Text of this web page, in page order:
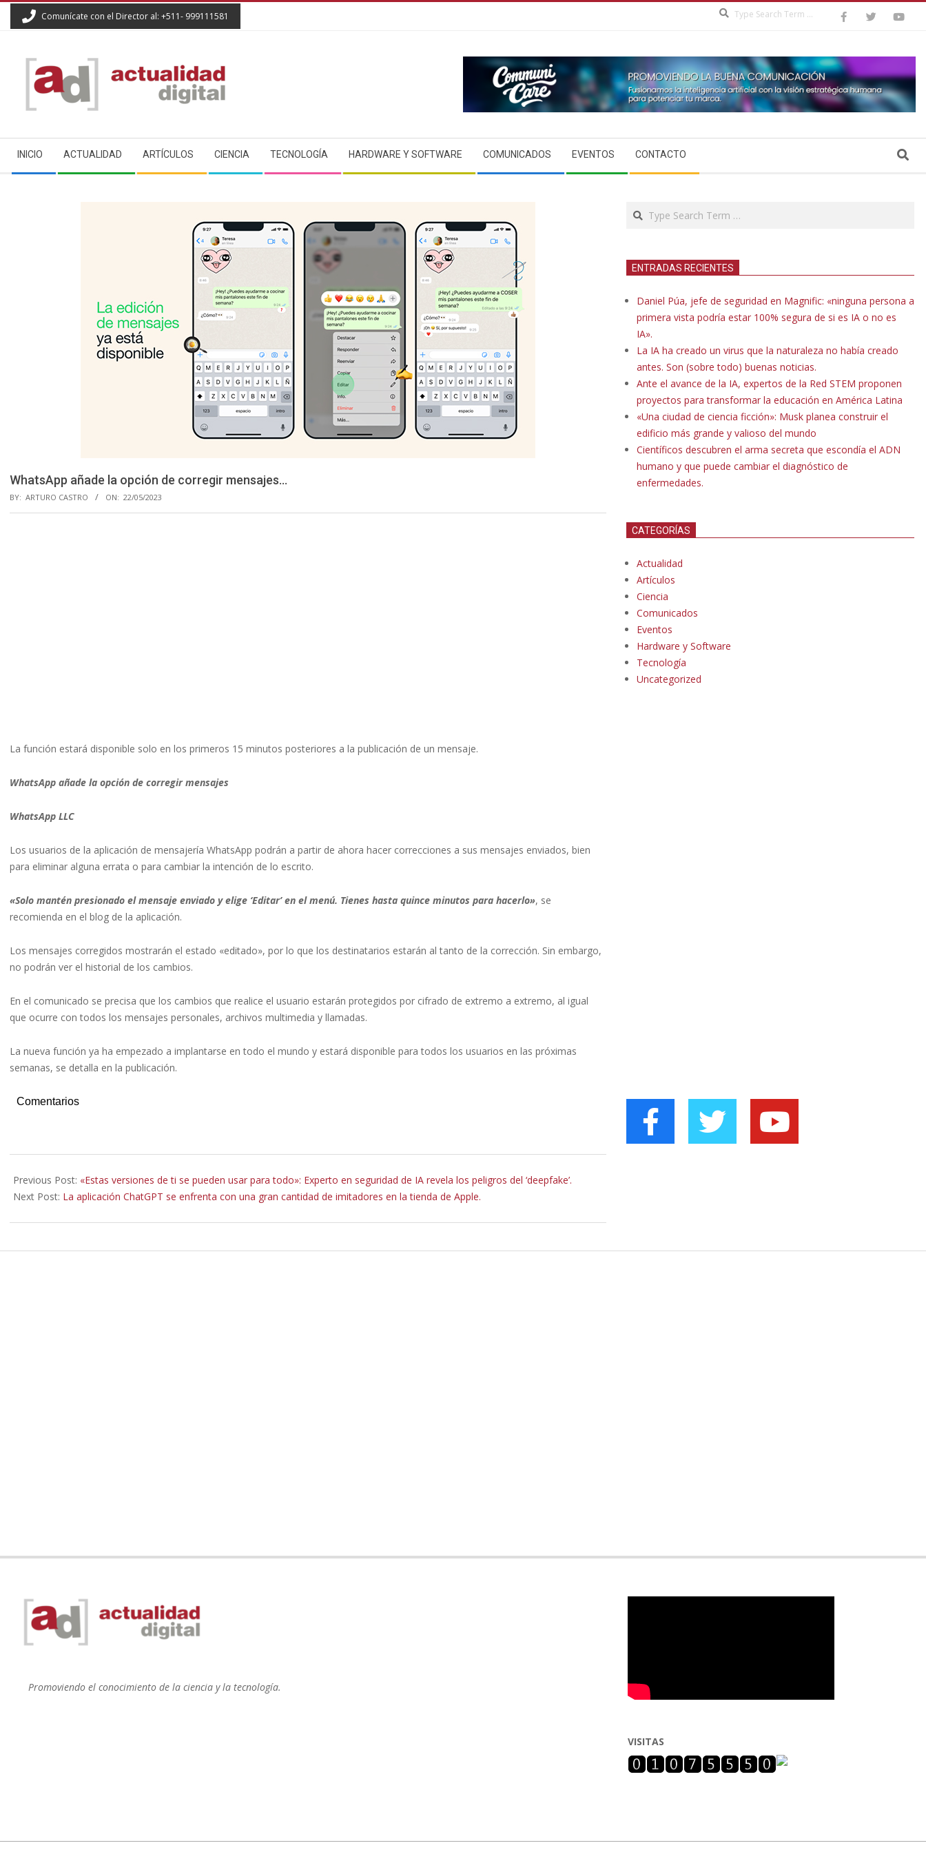
Comunícate con el Director al: +511- 999111581
ACTUALIDAD
DIGITAL
Navigation
Menu
INICIO ACTUALIDAD ARTÍCULOS CIENCIA TECNOLOGÍA HARDWARE Y SOFTWARE COMUNICADOS EVENTOS CONTACTO Search
WhatsApp añade la opción de corregir mensajes…
BY: ARTURO CASTRO ON: 22/05/2023
La función estará disponible solo en los primeros 15 minutos posteriores a la publicación de un mensaje.
WhatsApp añade la opción de corregir mensajes
WhatsApp LLC
Los usuarios de la aplicación de mensajería WhatsApp podrán a partir de ahora hacer correcciones a sus mensajes enviados, bien
para eliminar alguna errata o para cambiar la intención de lo escrito.
«Solo mantén presionado el mensaje enviado y elige ‘Editar’ en el menú. Tienes hasta quince minutos para hacerlo», se
recomienda en el blog de la aplicación.
Los mensajes corregidos mostrarán el estado «editado», por lo que los destinatarios estarán al tanto de la corrección. Sin embargo,
no podrán ver el historial de los cambios.
En el comunicado se precisa que los cambios que realice el usuario estarán protegidos por cifrado de extremo a extremo, al igual
que ocurre con todos los mensajes personales, archivos multimedia y llamadas.
La nueva función ya ha empezado a implantarse en todo el mundo y estará disponible para todos los usuarios en las próximas
semanas, se detalla en la publicación.
Comentarios
05-
22
Previous Post: «Estas versiones de ti se pueden usar para todo»: Experto en seguridad de IA revela los peligros del ‘deepfake’.
Next Post: La aplicación ChatGPT se enfrenta con una gran cantidad de imitadores en la tienda de Apple.
Search
ENTRADAS RECIENTES
Daniel Púa, jefe de seguridad en Magnific: «ninguna persona a
primera vista podría estar 100% segura de si es IA o no es
IA».
La IA ha creado un virus que la naturaleza no había creado
antes. Son (sobre todo) buenas noticias.
Ante el avance de la IA, expertos de la Red STEM proponen
proyectos para transformar la educación en América Latina
«Una ciudad de ciencia ficción»: Musk planea construir el
edificio más grande y valioso del mundo
Científicos descubren el arma secreta que escondía el ADN
humano y que puede cambiar el diagnóstico de
enfermedades.
CATEGORÍAS
Actualidad
Artículos
Ciencia
Comunicados
Eventos
Hardware y Software
Tecnología
Uncategorized
Promoviendo el conocimiento de la ciencia y la tecnología.
VISITAS